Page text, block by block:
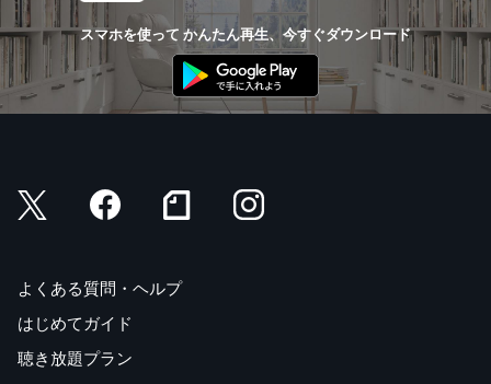
スマホを使って かんたん再生、今すぐダウンロード
よくある質問・ヘルプ
はじめてガイド
聴き放題プラン